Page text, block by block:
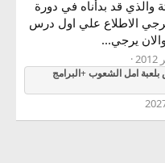
قد بدأناه في دورة
الاطلاع علي اول درس
يرجي...
بلعبة امل الشعوب+البرامج